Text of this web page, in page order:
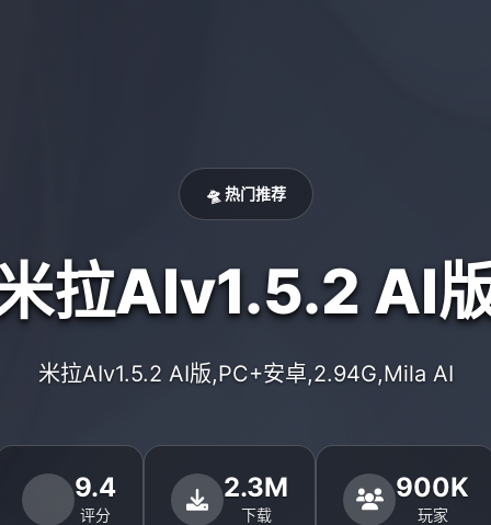
🛸 热门推荐
拉AIv1.5.2 AI
米拉AIv1.5.2 AI版,PC+安卓,2.94G,Mila AI
9.4
评分
2.3M
下载
900K
玩家